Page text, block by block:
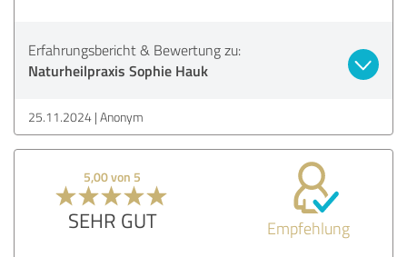
Erfahrungsbericht & Bewertung zu:
Naturheilpraxis Sophie Hauk
25.11.2024 Anonym
5,00 von 5
SEHR GUT Empfehlung